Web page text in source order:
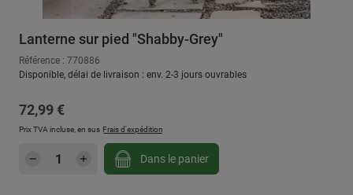
Lanterne sur pied "Shabby-Grey"
Référence : 770886
Disponible, délai de livraison : env. 2-3 jours ouvrables
Prix régulier :
72,99 €
Prix TVA incluse, en sus Frais d'expédition
Quantité de produit : Entrez la quantité
Dans le panier